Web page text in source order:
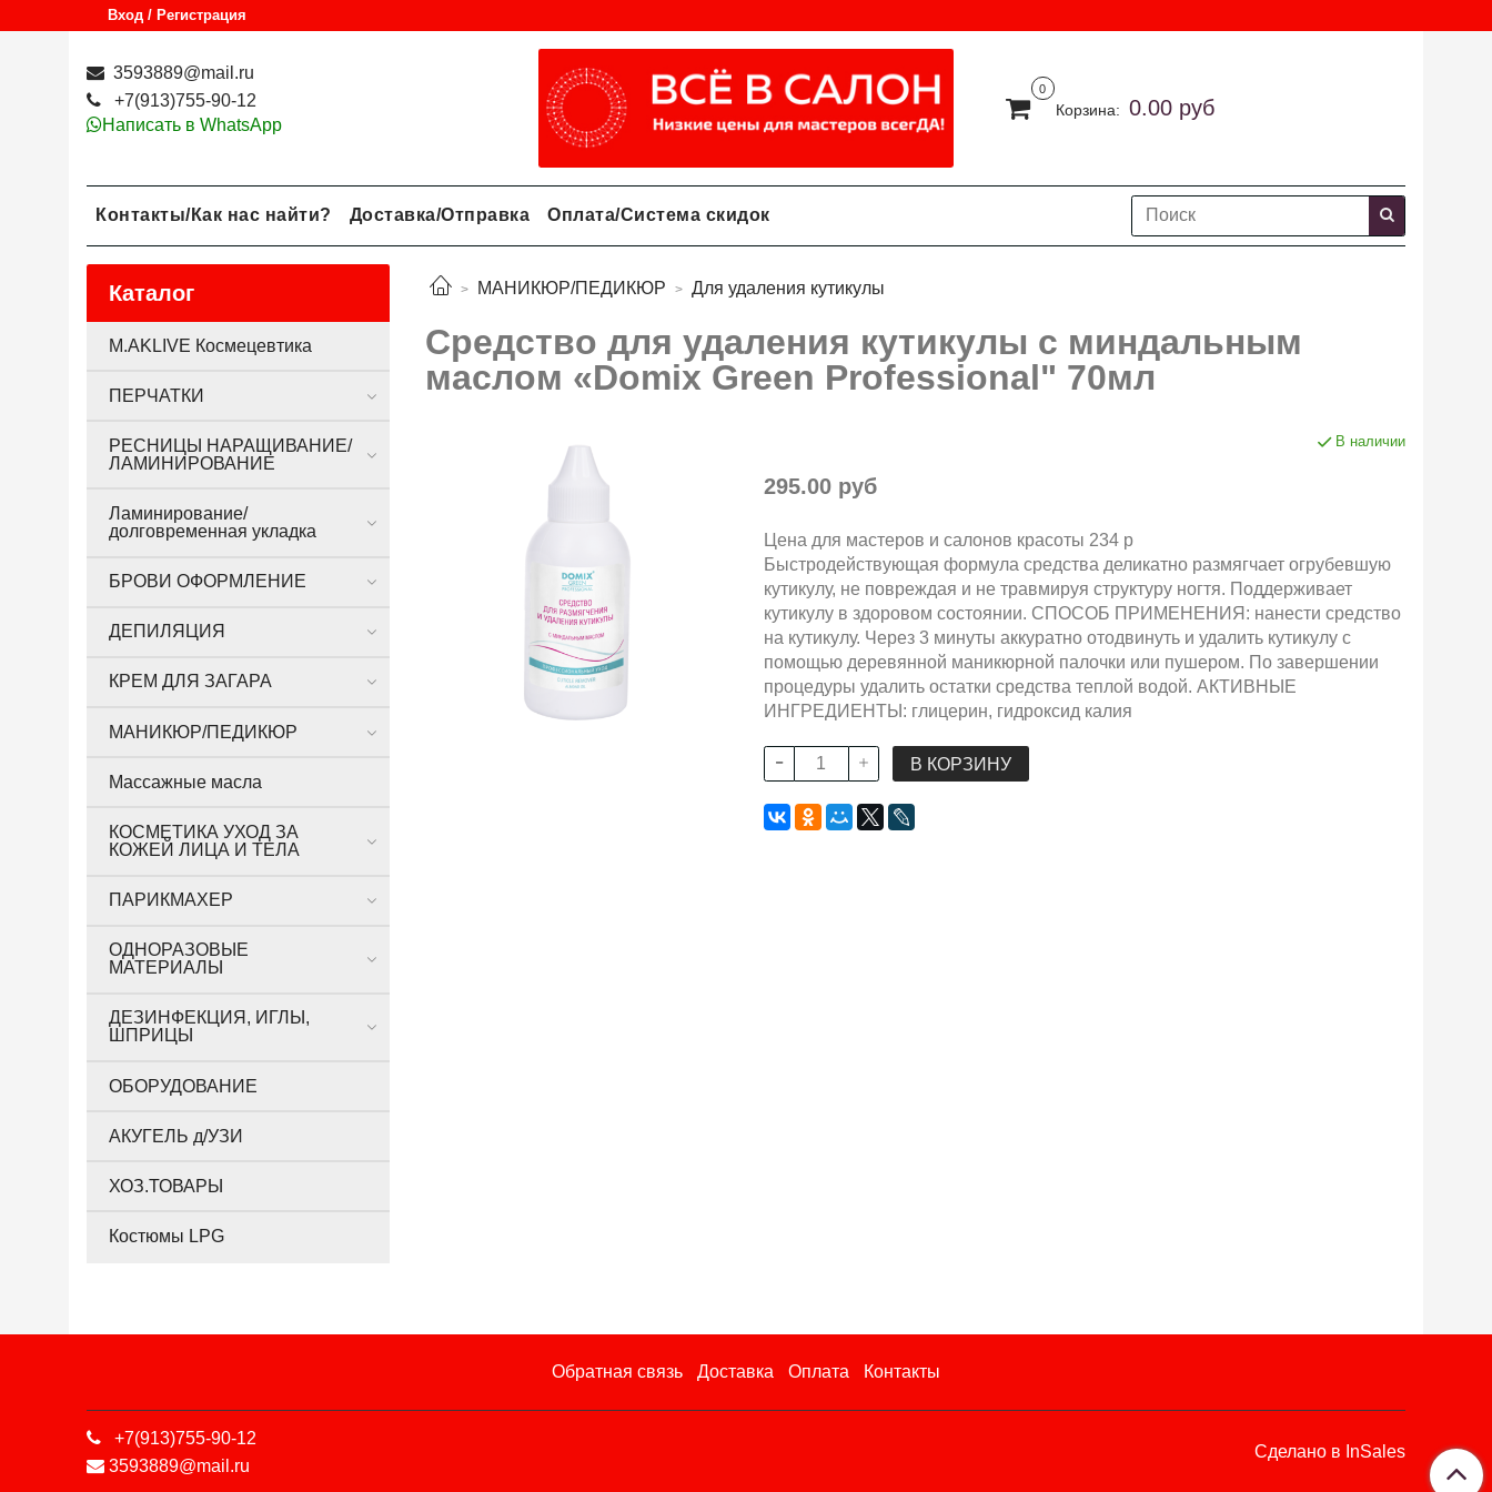
Вход / Регистрация
3593889@mail.ru
+7(913)755-90-12
Написать в WhatsApp
0
Корзина: 0.00 руб
Контакты/Как нас найти? Доставка/Отправка Оплата/Система скидок
МАНИКЮР/ПЕДИКЮР Для удаления кутикулы
Средство для удаления кутикулы с миндальным
маслом «Domiх Green Professional" 70мл
В наличии
295.00 руб
Цена для мастеров и салонов красоты 234 р
Быстродействующая формула средства деликатно размягчает огрубевшую
кутикулу, не повреждая и не травмируя структуру ногтя. Поддерживает
кутикулу в здоровом состоянии. СПОСОБ ПРИМЕНЕНИЯ: нанести средство
на кутикулу. Через 3 минуты аккуратно отодвинуть и удалить кутикулу с
помощью деревянной маникюрной палочки или пушером. По завершении
процедуры удалить остатки средства теплой водой. АКТИВНЫЕ
ИНГРЕДИЕНТЫ: глицерин, гидроксид калия
В КОРЗИНУ
Каталог
M.AKLIVE Космецевтика
ПЕРЧАТКИ
РЕСНИЦЫ НАРАЩИВАНИЕ/
ЛАМИНИРОВАНИЕ
Ламинирование/
долговременная укладка
БРОВИ ОФОРМЛЕНИЕ
ДЕПИЛЯЦИЯ
КРЕМ ДЛЯ ЗАГАРА
МАНИКЮР/ПЕДИКЮР
Массажные масла
КОСМЕТИКА УХОД ЗА
КОЖЕЙ ЛИЦА И ТЕЛА
ПАРИКМАХЕР
ОДНОРАЗОВЫЕ
МАТЕРИАЛЫ
ДЕЗИНФЕКЦИЯ, ИГЛЫ,
ШПРИЦЫ
ОБОРУДОВАНИЕ
АКУГЕЛЬ д/УЗИ
ХОЗ.ТОВАРЫ
Костюмы LPG
Обратная связь Доставка Оплата Контакты
+7(913)755-90-12
3593889@mail.ru
Сделано в InSales